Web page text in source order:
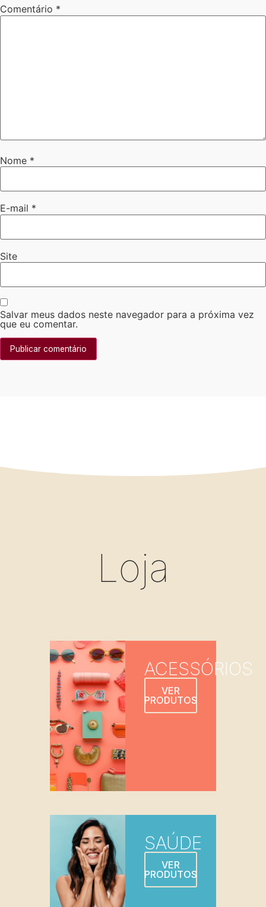
Comentário *
Nome *
E-mail *
Site
Salvar meus dados neste navegador para a próxima vez
que eu comentar.
Loja
ACESSÓRIOS
VER
PRODUTOS
SAÚDE
VER
PRODUTOS